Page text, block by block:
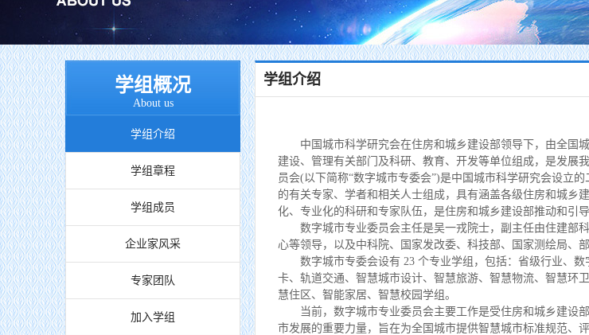
学组概况
About us
学组介绍
学组章程
学组成员
企业家风采
专家团队
加入学组
学组介绍
中国城市科学研究会在住房和城乡建设部领导下，由全国城
建设、管理有关部门及科研、教育、开发等单位组成，是发展
员会(以下简称“数字城市专委会”)是中国城市科学研究会设立
的有关专家、学者和相关人士组成，具有涵盖各级住房和城乡
化、专业化的科研和专家队伍，是住房和城乡建设部推动和引
数字城市专业委员会主任是吴一戎院士，副主任由住建部
心等领导，以及中科院、国家发改委、科技部、国家测绘局、
数字城市专委会设有 23 个专业学组，包括：省级行业、数
卡、轨道交通、智慧城市设计、智慧旅游、智慧物流、智慧环
慧住区、智能家居、智慧校园学组。
当前，数字城市专业委员会主要工作是受住房和城乡建设
市发展的重要力量，旨在为全国城市提供智慧城市标准规范、